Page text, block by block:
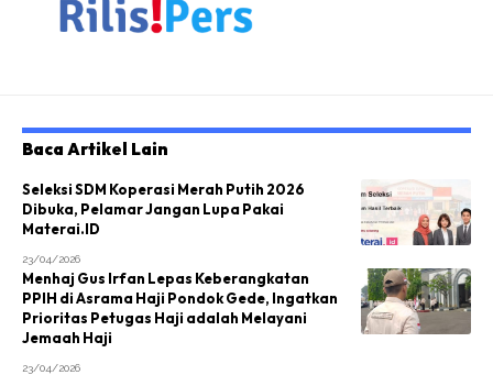
Baca Artikel Lain
Seleksi SDM Koperasi Merah Putih 2026
Dibuka, Pelamar Jangan Lupa Pakai
Materai.ID
23/04/2026
Menhaj Gus Irfan Lepas Keberangkatan
PPIH di Asrama Haji Pondok Gede, Ingatkan
Prioritas Petugas Haji adalah Melayani
Jemaah Haji
23/04/2026